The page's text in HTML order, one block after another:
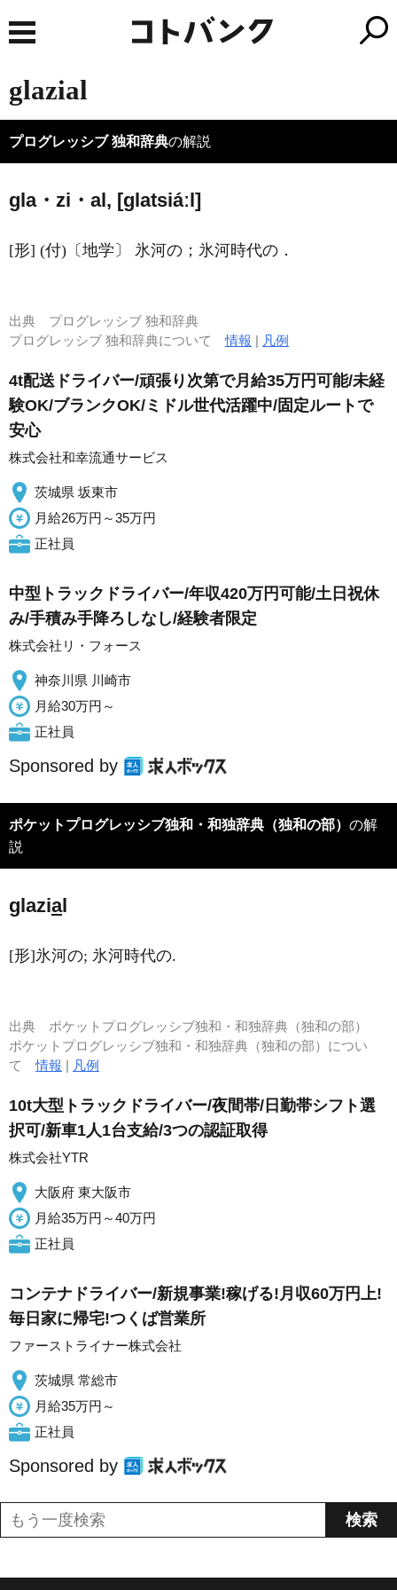
glazial
プログレッシブ 独和辞典の解説
gla・zi・al, [ɡlatsiáːl]
[形] (付)〔地学〕 氷河の；氷河時代の．
出典 プログレッシブ 独和辞典
プログレッシブ 独和辞典について情報 | 凡例
4t配送ドライバー/頑張り次第で月給35万円可能/未経
験OK/ブランクOK/ミドル世代活躍中/固定ルートで
安心
株式会社和幸流通サービス
茨城県 坂東市
月給26万円～35万円
正社員
中型トラックドライバー/年収420万円可能/土日祝休
み/手積み手降ろしなし/経験者限定
株式会社リ・フォース
神奈川県 川崎市
月給30万円～
正社員
Sponsored by
ポケットプログレッシブ独和・和独辞典（独和の部） の解
説
glazial
[形]氷河の; 氷河時代の.
出典 ポケットプログレッシブ独和・和独辞典（独和の部）
ポケットプログレッシブ独和・和独辞典（独和の部）につい
て情報 | 凡例
10t大型トラックドライバー/夜間帯/日勤帯シフト選
択可/新車1人1台支給/3つの認証取得
株式会社YTR
大阪府 東大阪市
月給35万円～40万円
正社員
コンテナドライバー/新規事業!稼げる!月収60万円上!
毎日家に帰宅!つくば営業所
ファーストライナー株式会社
茨城県 常総市
月給35万円～
正社員
Sponsored by